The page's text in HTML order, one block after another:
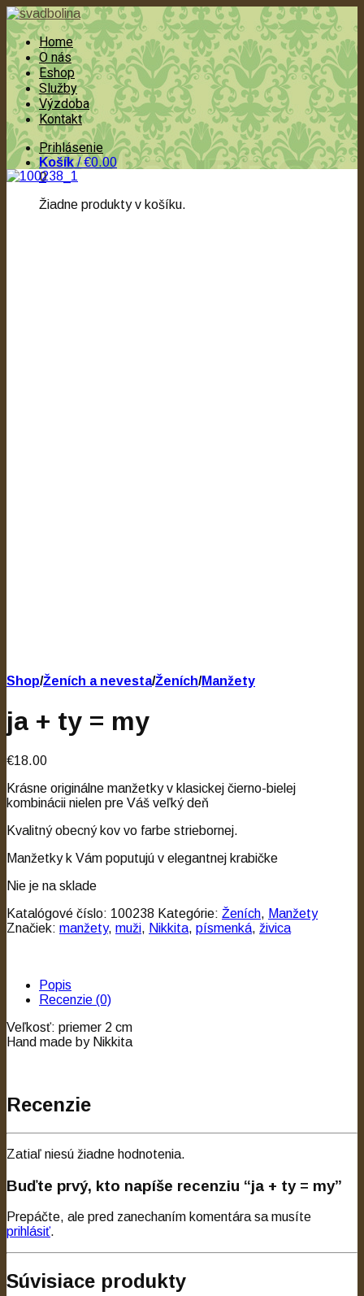
Home
O nás
Eshop
Služby
Výzdoba
Kontakt
Prihlásenie
Košík /€0.00
0
Žiadne produkty v košíku.
Shop/Ženích a nevesta/Ženích/Manžety
ja + ty = my
€18.00
Krásne originálne manžetky v klasickej čierno-bielej
kombinácii nielen pre Váš veľký deň
Kvalitný obecný kov vo farbe striebornej.
Manžetky k Vám poputujú v elegantnej krabičke
Nie je na sklade
Katalógové číslo: 100238 Kategórie: Ženích, Manžety
Značiek: manžety, muži, Nikkita, písmenká, živica
Popis
Recenzie (0)
Veľkosť: priemer 2 cm
Hand made by Nikkita
Recenzie
Zatiaľ niesú žiadne hodnotenia.
Buďte prvý, kto napíše recenziu “ja + ty = my”
Prepáčte, ale pred zanechaním komentára sa musíte
prihlásiť.
Súvisiace produkty